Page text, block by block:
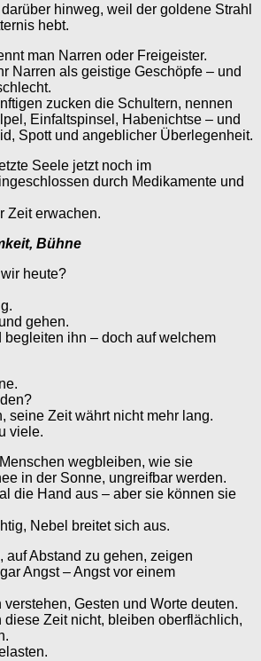
hinweg, weil der goldene Strahl
hebt.
man Narren oder Freigeister.
Narren als geistige Geschöpfe – und
zucken die Schultern, nennen
Einfaltspinsel, Habenichtse – und
Spott und angeblicher Überlegenheit.
Seele jetzt noch im
durch Medikamente und
Zeit erwachen.
Bühne
heute?
gehen.
begleiten ihn – doch auf welchem
seine Zeit währt nicht mehr lang.
viele.
wegbleiben, wie sie
in der Sonne, ungreifbar werden.
die Hand aus – aber sie können sie
Nebel breitet sich aus.
auf Abstand zu gehen, zeigen
Angst – Angst vor einem
Gesten und Worte deuten.
diese Zeit nicht, bleiben oberflächlich,